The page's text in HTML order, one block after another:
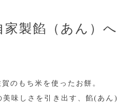
家製餡（あん）へ
のもち米を使ったお餅。
美味しさを引き出す、餡(あん)